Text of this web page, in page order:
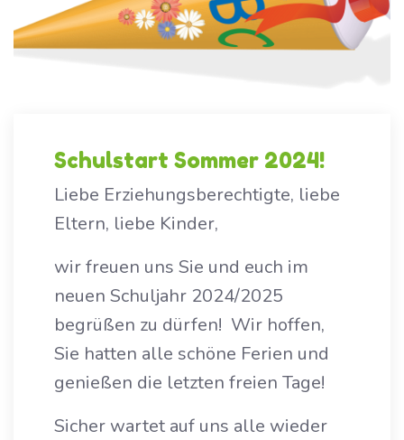
Schulstart Sommer 2024!
Liebe Erziehungsberechtigte, liebe
Eltern, liebe Kinder,
wir freuen uns Sie und euch im
neuen Schuljahr 2024/2025
begrüßen zu dürfen! Wir hoffen,
Sie hatten alle schöne Ferien und
genießen die letzten freien Tage!
Sicher wartet auf uns alle wieder